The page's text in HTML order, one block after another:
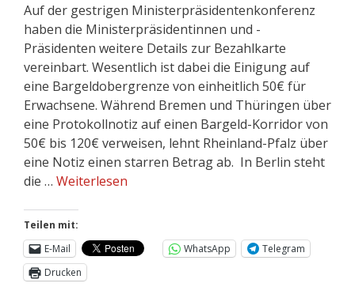
Auf der gestrigen Ministerpräsidentenkonferenz
haben die Ministerpräsidentinnen und -
Präsidenten weitere Details zur Bezahlkarte
vereinbart. Wesentlich ist dabei die Einigung auf
eine Bargeldobergrenze von einheitlich 50€ für
Erwachsene. Während Bremen und Thüringen über
eine Protokollnotiz auf einen Bargeld-Korridor von
50€ bis 120€ verweisen, lehnt Rheinland-Pfalz über
eine Notiz einen starren Betrag ab. In Berlin steht
die … Weiterlesen
Teilen mit:
E-Mail
WhatsApp
Telegram
Drucken